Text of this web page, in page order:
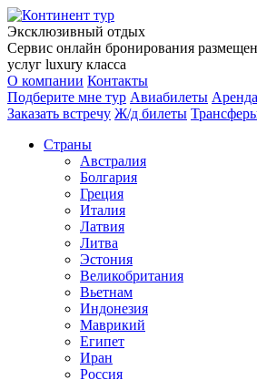
Эксклюзивный отдых
Сервис онлайн бронирования
услуг luxury класса
О компании Контакты
Подберите мне тур Авиабилеты
Заказать встречу Ж/д билеты
Страны
Австралия
Болгария
Греция
Италия
Латвия
Литва
Эстония
Великобритания
Вьетнам
Индонезия
Маврикий
Египет
Иран
Россия